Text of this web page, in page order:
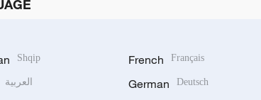
Shqip
العربية
French Français
German Deutsch